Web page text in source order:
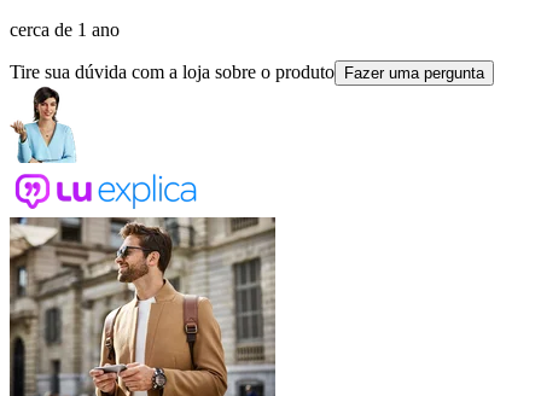
cerca de 1 ano
Tire sua dúvida com a loja sobre o produto Fazer uma pergunta